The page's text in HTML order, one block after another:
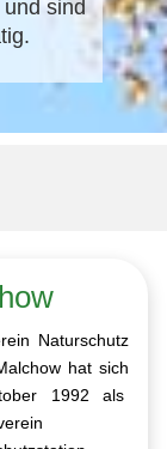
sind
Naturschutz
hat sich
1992 als